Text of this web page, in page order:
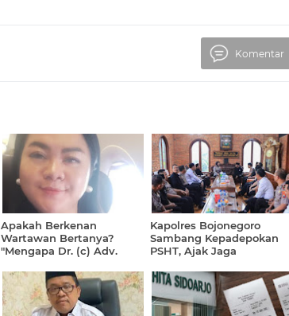
Komentar
Apakah Berkenan
Wartawan Bertanya?
"Mengapa Dr. (c) Adv.
Permatasari,S.H.,M.H.
Menulis Surat Cinta ke-3
untuk Pemimpin Negeri?"
Kapolres Bojonegoro
Sambang Kepadepokan
PSHT, Ajak Jaga
Bojonegoro